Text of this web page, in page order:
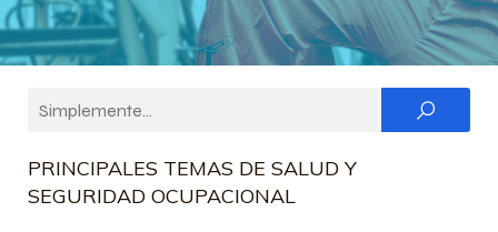
PRINCIPALES TEMAS DE SALUD Y
SEGURIDAD OCUPACIONAL